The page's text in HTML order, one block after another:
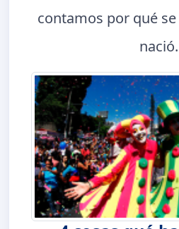
contamos por qué
nació.